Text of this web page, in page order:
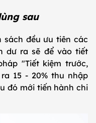
sau
đều ưu tiên các
dư ra sẽ để vào tiết
"Tiết kiệm trước,
15 - 20% thu nhập
đó mới tiến hành chi